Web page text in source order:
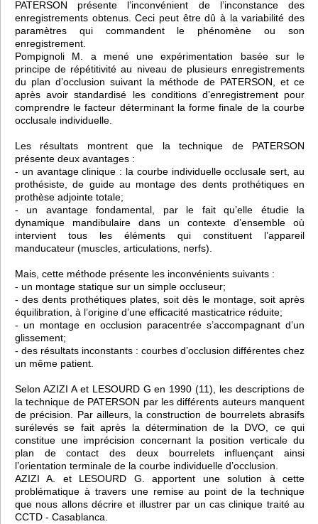
PATERSON présente l’inconvénient de l’inconstance des
enregistrements obtenus. Ceci peut être dû à la variabilité des
paramètres qui commandent le phénomène ou son
enregistrement.
Pompignoli M. a mené une expérimentation basée sur le
principe de répétitivité au niveau de plusieurs enregistrements
du plan d’occlusion suivant la méthode de PATERSON, et ce
après avoir standardisé les conditions d’enregistrement pour
comprendre le facteur déterminant la forme finale de la courbe
occlusale individuelle.
Les résultats montrent que la technique de PATERSON
présente deux avantages :
- un avantage clinique : la courbe individuelle occlusale sert, au
prothésiste, de guide au montage des dents prothétiques en
prothèse adjointe totale;
- un avantage fondamental, par le fait qu’elle étudie la
dynamique mandibulaire dans un contexte d’ensemble où
intervient tous les éléments qui constituent l’appareil
manducateur (muscles, articulations, nerfs).
Mais, cette méthode présente les inconvénients suivants :
- un montage statique sur un simple occluseur;
- des dents prothétiques plates, soit dès le montage, soit après
équilibration, à l’origine d’une efficacité masticatrice réduite;
- un montage en occlusion paracentrée s’accompagnant d’un
glissement;
- des résultats inconstants : courbes d’occlusion différentes chez
un même patient.
Selon AZIZI A et LESOURD G en 1990 (11), les descriptions de
la technique de PATERSON par les différents auteurs manquent
de précision. Par ailleurs, la construction de bourrelets abrasifs
surélevés se fait après la détermination de la DVO, ce qui
constitue une imprécision concernant la position verticale du
plan de contact des deux bourrelets influençant ainsi
l’orientation terminale de la courbe individuelle d’occlusion.
AZIZI A. et LESOURD G. apportent une solution à cette
problématique à travers une remise au point de la technique
que nous allons décrire et illustrer par un cas clinique traité au
CCTD - Casablanca.